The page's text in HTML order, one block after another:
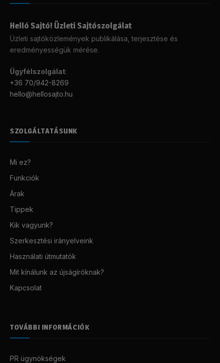
Helló Sajtó! Üzleti Sajtószolgálat
Üzleti sajtóközlemények publikálása, terjesztése és
eredményességük mérése.
Ügyfélszolgálat:
+36 70/942-8269
hello@hellosajto.hu
SZOLGÁLTATÁSUNK
Mi ez?
Funkciók
Árak
Tippek
Kik vagyunk?
Szerkesztési irányelveink
Használati útmutatók
Mit kínálunk az újságíróknak?
Kapcsolat
TOVÁBBI INFORMÁCIÓK
PR ügynökségek